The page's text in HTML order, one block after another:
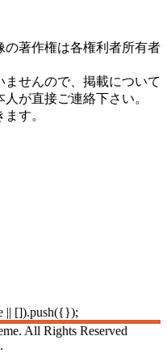
著作権は各権利者所有者
せんので、掲載について
が直接ご連絡下さい。
す。
|| []).push({});
All Rights Reserved
.